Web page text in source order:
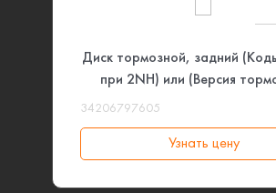
Диск тормозной, задний
при 2NH) или (Версия
системы: Спортивная)
34206797605
Узнать цену